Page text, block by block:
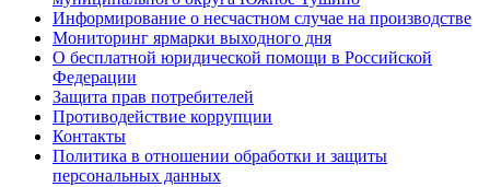
Информирование о несчастном случае на производстве
Мониторинг ярмарки выходного дня
О бесплатной юридической помощи в Российской
Федерации
Защита прав потребителей
Противодействие коррупции
Контакты
Политика в отношении обработки и защиты
персональных данных